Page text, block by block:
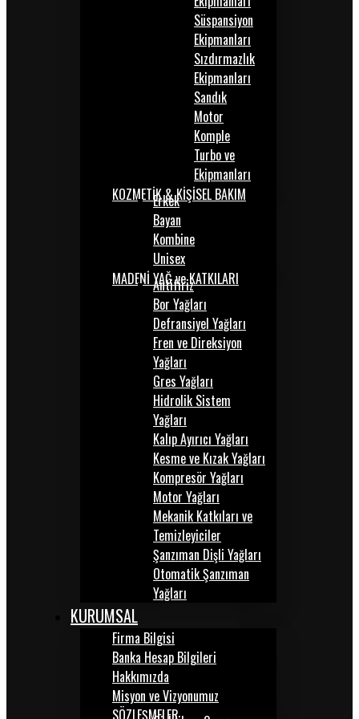
Süspansiyon
Ekipmanları
Sızdırmazlık
Ekipmanları
Sandık
Motor
Komple
Turbo ve
Ekipmanları
KOZMETİK & KİŞİSEL BAKIM
Erkek
Bayan
Kombine
Unisex
MADENİ YAĞ ve KATKILARI
Antifiriz
Bor Yağları
Defransiyel Yağları
Fren ve Direksiyon
Yağları
Gres Yağları
Hidrolik Sistem
Yağları
Kalıp Ayırıcı Yağları
Kesme ve Kızak Yağları
Kompresör Yağları
Motor Yağları
Mekanik Katkıları ve
Temizleyiciler
Şanzıman Dişli Yağları
Otomatik Şanzıman
Yağları
KURUMSAL
Firma Bilgisi
Banka Hesap Bilgileri
Hakkımızda
Misyon ve Vizyonumuz